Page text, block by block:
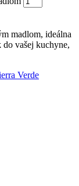
madlom, ideálna
vašej kuchyne,
Verde